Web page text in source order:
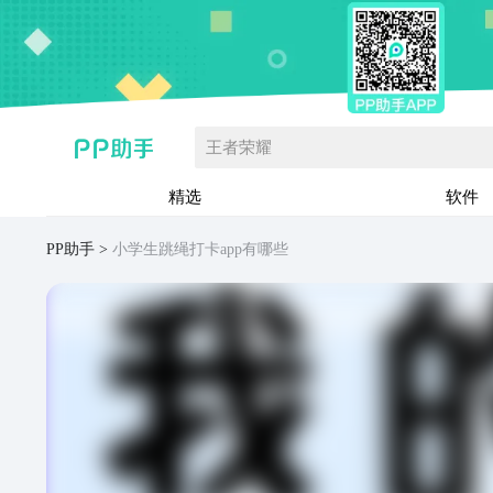
王者荣耀
精选 软件
PP助手 小学生跳绳打卡app有哪些